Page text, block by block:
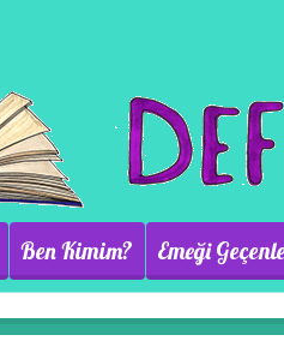
Ben Kimim? Emeği